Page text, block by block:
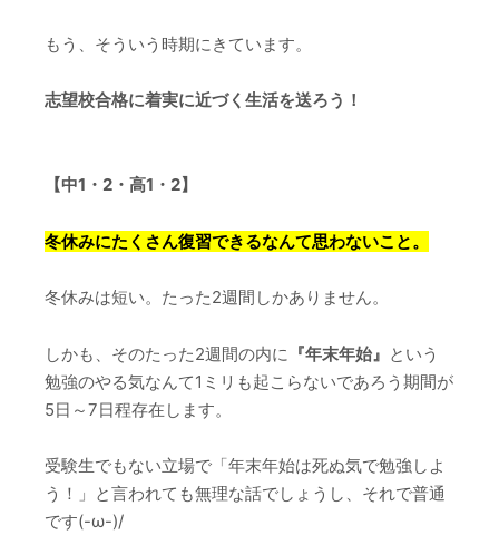
もう、そういう時期にきています。
志望校合格に着実に近づく生活を送ろう！
【中1・2・高1・2】
冬休みにたくさん復習できるなんて思わないこと。
冬休みは短い。たった2週間しかありません。
しかも、そのたった2週間の内に 『年末年始』 という
勉強のやる気なんて1ミリも起こらないであろう期間が
5日～7日程存在します。
受験生でもない立場で「年末年始は死ぬ気で勉強しよ
う！」と言われても無理な話でしょうし、それで普通
です(-ω-)/